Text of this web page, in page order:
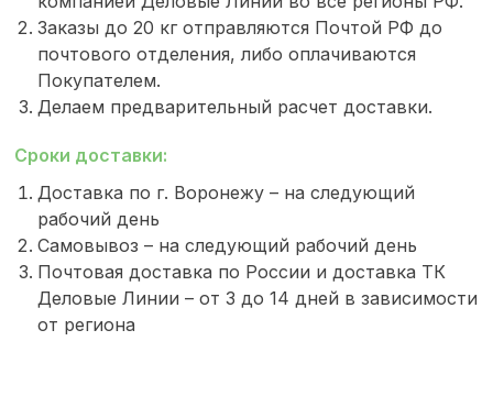
Заказы до 20 кг отправляются Почтой РФ до
почтового отделения, либо оплачиваются
Покупателем.
Делаем предварительный расчет доставки.
Сроки доставки:
Доставка по г. Воронежу – на следующий
рабочий день
Самовывоз – на следующий рабочий день
Почтовая доставка по России и доставка ТК
Деловые Линии – от 3 до 14 дней в зависимости
от региона